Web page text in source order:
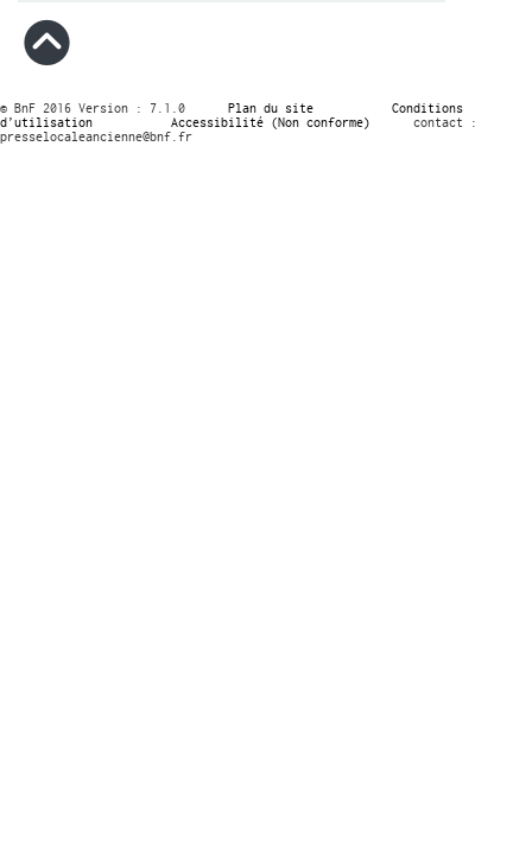
© BnF 2016 Version : 7.1.0 Plan du site
Conditions
d’utilisation
Accessibilité (Non conforme)
contact :
presselocaleancienne@bnf.fr